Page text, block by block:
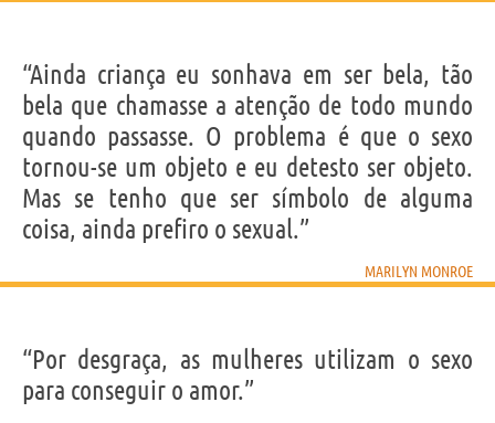
“Ainda criança eu sonhava em ser bela, tão
bela que chamasse a atenção de todo mundo
quando passasse. O problema é que o sexo
tornou-se um objeto e eu detesto ser objeto.
Mas se tenho que ser símbolo de alguma
coisa, ainda prefiro o sexual.”
MARILYN MONROE
“Por desgraça, as mulheres utilizam o sexo
para conseguir o amor.”